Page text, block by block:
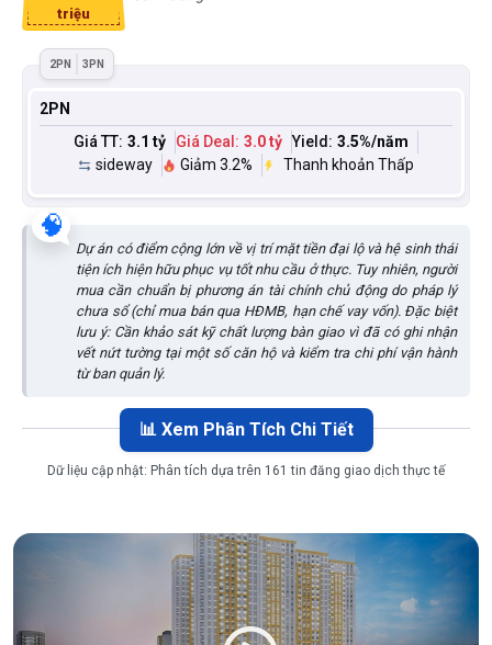
triệu
2PN 3PN
2PN
Giá TT: 3.1 tỷ Giá Deal: 3.0 tỷ Yield: 3.5%/năm
sideway
Giảm 3.2% Thanh khoản Thấp
🧠
Dự án có điểm cộng lớn về vị trí mặt tiền đại lộ và hệ sinh thái
tiện ích hiện hữu phục vụ tốt nhu cầu ở thực. Tuy nhiên, người
mua cần chuẩn bị phương án tài chính chủ động do pháp lý
chưa sổ (chỉ mua bán qua HĐMB, hạn chế vay vốn). Đặc biệt
lưu ý: Cần khảo sát kỹ chất lượng bàn giao vì đã có ghi nhận
vết nứt tường tại một số căn hộ và kiểm tra chi phí vận hành
từ ban quản lý.
📊 Xem Phân Tích Chi Tiết
Dữ liệu cập nhật: Phân tích dựa trên 161 tin đăng giao dịch thực tế